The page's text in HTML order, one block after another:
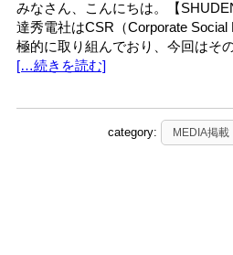
みなさん、こんにちは。【
達秀電社はCSR（Corporate
極的に取り組んでおり、今回はそ
[…続きを読む]
category: MEDIA掲載